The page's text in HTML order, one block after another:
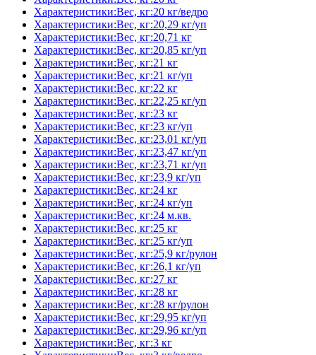
Характеристики:Вес, кг:20 кг/ведро
Характеристики:Вес, кг:20,29 кг/уп
Характеристики:Вес, кг:20,71 кг
Характеристики:Вес, кг:20,85 кг/уп
Характеристики:Вес, кг:21 кг
Характеристики:Вес, кг:21 кг/уп
Характеристики:Вес, кг:22 кг
Характеристики:Вес, кг:22,25 кг/уп
Характеристики:Вес, кг:23 кг
Характеристики:Вес, кг:23 кг/уп
Характеристики:Вес, кг:23,01 кг/уп
Характеристики:Вес, кг:23,47 кг/уп
Характеристики:Вес, кг:23,71 кг/уп
Характеристики:Вес, кг:23,9 кг/уп
Характеристики:Вес, кг:24 кг
Характеристики:Вес, кг:24 кг/уп
Характеристики:Вес, кг:24 м.кв.
Характеристики:Вес, кг:25 кг
Характеристики:Вес, кг:25 кг/уп
Характеристики:Вес, кг:25,9 кг/рулон
Характеристики:Вес, кг:26,1 кг/уп
Характеристики:Вес, кг:27 кг
Характеристики:Вес, кг:28 кг
Характеристики:Вес, кг:28 кг/рулон
Характеристики:Вес, кг:29,95 кг/уп
Характеристики:Вес, кг:29,96 кг/уп
Характеристики:Вес, кг:3 кг